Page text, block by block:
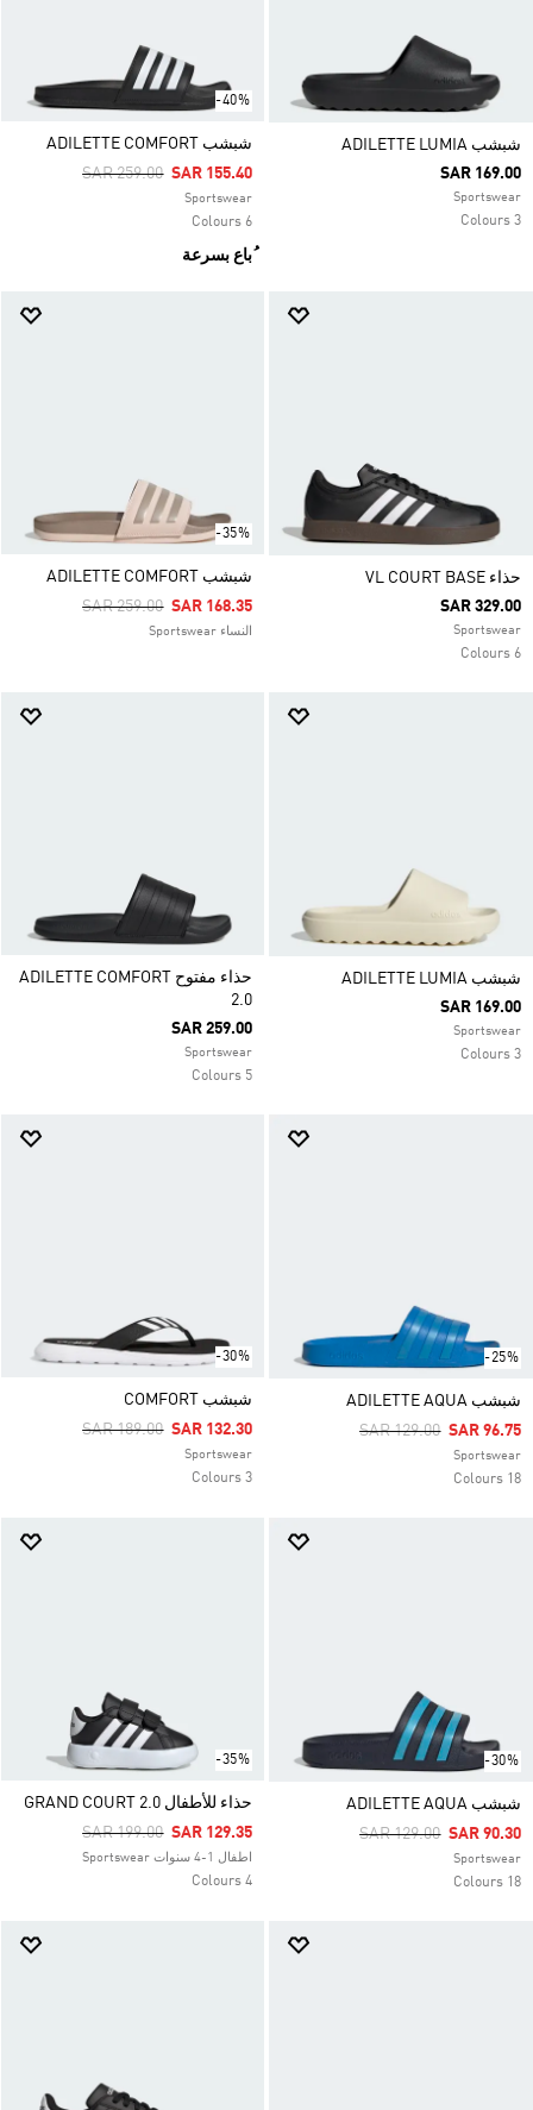
شبشب ADILETTE LUMIA
SAR 169.00
Sportswear
3 Colours
-40%
شبشب ADILETTE COMFORT
Price Reduced From
SAR 259.00ToSAR 155.40
Sportswear
6 Colours
ُباع بسرعة
حذاء VL COURT BASE
SAR 329.00
Sportswear
6 Colours
-35%
شبشب ADILETTE COMFORT
Price Reduced From
SAR 259.00ToSAR 168.35
النساء Sportswear
شبشب ADILETTE LUMIA
SAR 169.00
Sportswear
3 Colours
حذاء مفتوح ADILETTE COMFORT
2.0
SAR 259.00
Sportswear
5 Colours
-25%
شبشب ADILETTE AQUA
Price Reduced From
SAR 129.00ToSAR 96.75
Sportswear
18 Colours
-30%
شبشب COMFORT
Price Reduced From
SAR 189.00ToSAR 132.30
Sportswear
3 Colours
-30%
شبشب ADILETTE AQUA
Price Reduced From
SAR 129.00ToSAR 90.30
Sportswear
18 Colours
-35%
حذاء للأطفال GRAND COURT 2.0
Price Reduced From
SAR 199.00ToSAR 129.35
اطفال 1-4 سنوات Sportswear
4 Colours